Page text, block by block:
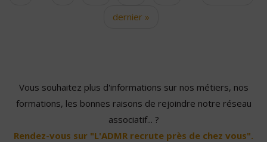
dernier »
Vous souhaitez plus d'informations sur nos métiers, nos
formations, les bonnes raisons de rejoindre notre réseau
associatif... ?
Rendez-vous sur "L'ADMR recrute près de chez vous".